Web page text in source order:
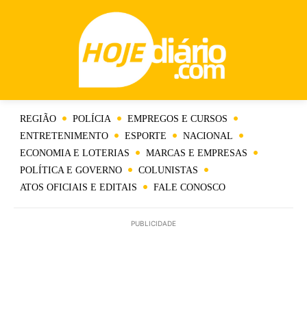
REGIÃO POLÍCIA
EMPREGOS E CURSOS
ENTRETENIMENTO
ESPORTE
NACIONAL
ECONOMIA E LOTERIAS
MARCAS E EMPRESAS
POLÍTICA E GOVERNO
COLUNISTAS
ATOS OFICIAIS E EDITAIS
FALE CONOSCO
PUBLICIDADE